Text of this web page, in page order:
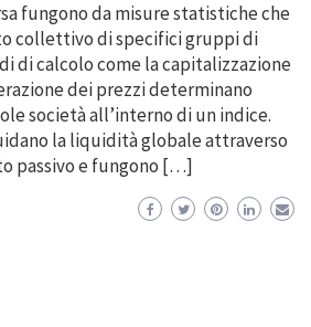
fungono da misure statistiche che
collettivo di specifici gruppi di
di calcolo come la capitalizzazione
dei prezzi determinano
società all’interno di un indice.
la liquidità globale attraverso
passivo e fungono […]